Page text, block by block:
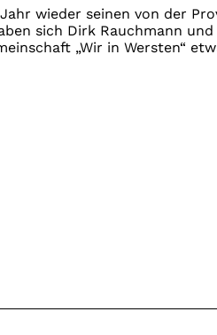
wieder seinen von der
sich Dirk Rauchmann
„Wir in Wersten“